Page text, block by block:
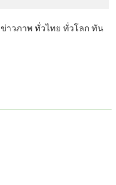
าวภาพ ทั่วไทย ทั่วโลก ทัน